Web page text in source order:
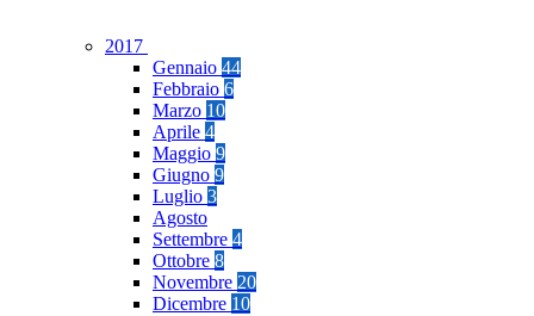
2017
Gennaio 44
Febbraio 6
Marzo 10
Aprile 4
Maggio 9
Giugno 9
Luglio 3
Agosto
Settembre 4
Ottobre 8
Novembre 20
Dicembre 10